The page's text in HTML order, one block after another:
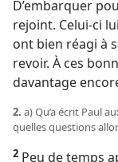
D’embarquer
rejoint. Celui-ci
ont bien réagi à
revoir. À ces
davantage
2. a) Qu’a écrit Paul
quelles questions
2 Peu de temps